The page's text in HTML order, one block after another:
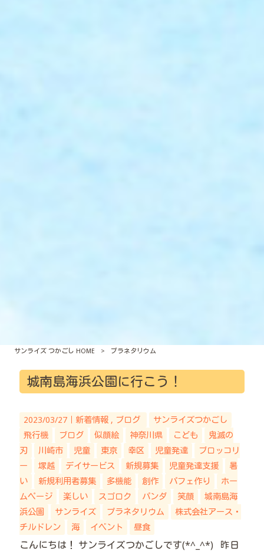
サンライズ つかごし HOME > プラネタリウム
城南島海浜公園に行こう！
2023/03/27｜ 新着情報 ブログ
サンライズつかごし
飛行機
ブログ 似顔絵 神奈川県 こども
鬼滅の
刃
川崎市 児童 東京 幸区 児童発達
ブロッコリ
ー
塚越 デイサービス 新規募集 児童発達支援
暑
い
新規利用者募集 多機能 創作 パフェ作り
ホー
ムページ
楽しい スゴロク パンダ 笑顔
城南島海
浜公園
サンライズ プラネタリウム
株式会社アース・
チルドレン
海 イベント 昼食
こんにちは！ サンライズつかごしです(*^_^*) 昨日